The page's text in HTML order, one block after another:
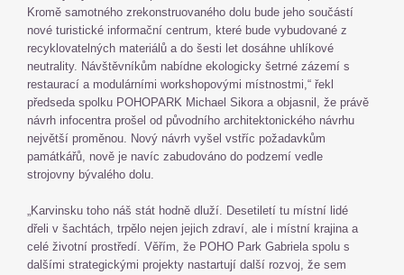
Kromě samotného zrekonstruovaného dolu bude jeho součástí
nové turistické informační centrum, které bude vybudované z
recyklovatelných materiálů a do šesti let dosáhne uhlíkové
neutrality. Návštěvníkům nabídne ekologicky šetrné zázemí s
restaurací a modulárními workshopovými místnostmi,“ řekl
předseda spolku POHOPARK Michael Sikora a objasnil, že právě
návrh infocentra prošel od původního architektonického návrhu
největší proměnou. Nový návrh vyšel vstříc požadavkům
památkářů, nově je navíc zabudováno do podzemí vedle
strojovny bývalého dolu.
„Karvinsku toho náš stát hodně dluží. Desetiletí tu místní lidé
dřeli v šachtách, trpělo nejen jejich zdraví, ale i místní krajina a
celé životní prostředí. Věřím, že POHO Park Gabriela spolu s
dalšími strategickými projekty nastartují další rozvoj, že sem